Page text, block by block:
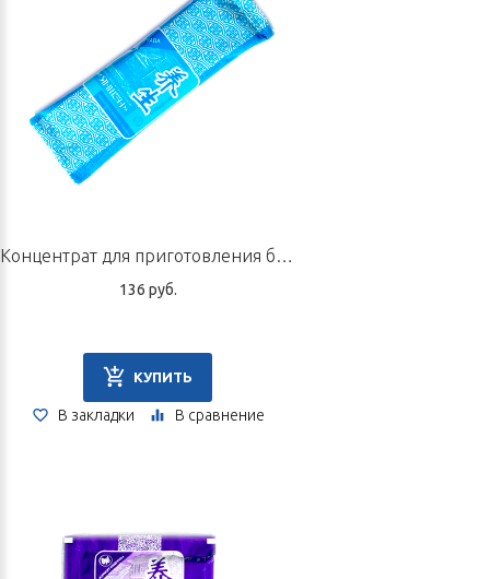
напитком «Пять злаков»
Форма выпуска:1 шт., 10 г
Срок годности: 1 год.
Концентрат для приготовления быстрорастворимого напитка «Гуава», пакетик 10 г
136 руб.
КУПИТЬ
В закладки В сравнение